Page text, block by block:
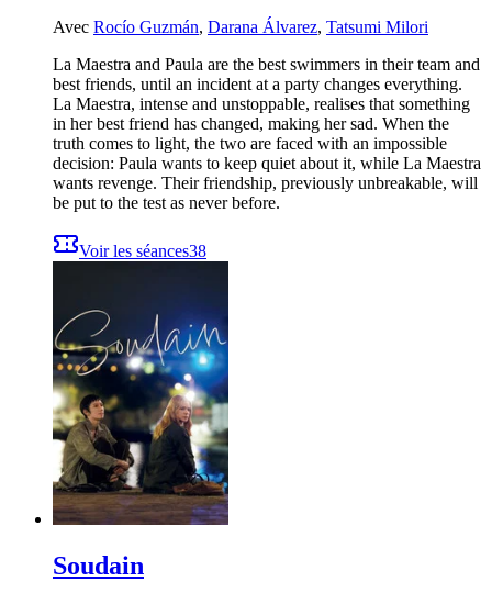
Avec Rocío Guzmán, Darana Álvarez, Tatsumi Milori
La Maestra and Paula are the best swimmers in their team and
best friends, until an incident at a party changes everything.
La Maestra, intense and unstoppable, realises that something
in her best friend has changed, making her sad. When the
truth comes to light, the two are faced with an impossible
decision: Paula wants to keep quiet about it, while La Maestra
wants revenge. Their friendship, previously unbreakable, will
be put to the test as never before.
Voir les séances38
Soudain